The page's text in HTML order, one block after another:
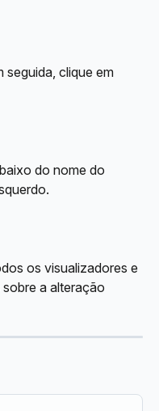
seguida, clique em
do nome do
os visualizadores e
a alteração